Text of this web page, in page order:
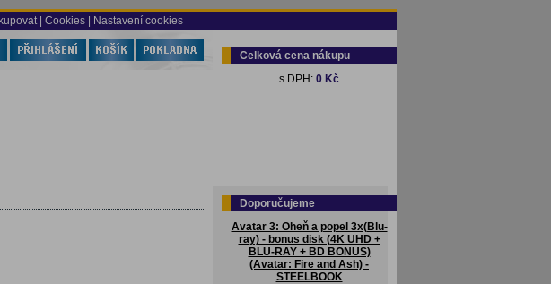
| Cookies | Nastavení cookies
Celková cena nákupu
s DPH: 0 Kč
Doporučujeme
Avatar 3: Oheň a popel 3x(Blu-
ray) - bonus disk (4K UHD +
BLU-RAY + BD BONUS)
(Avatar: Fire and Ash) -
STEELBOOK